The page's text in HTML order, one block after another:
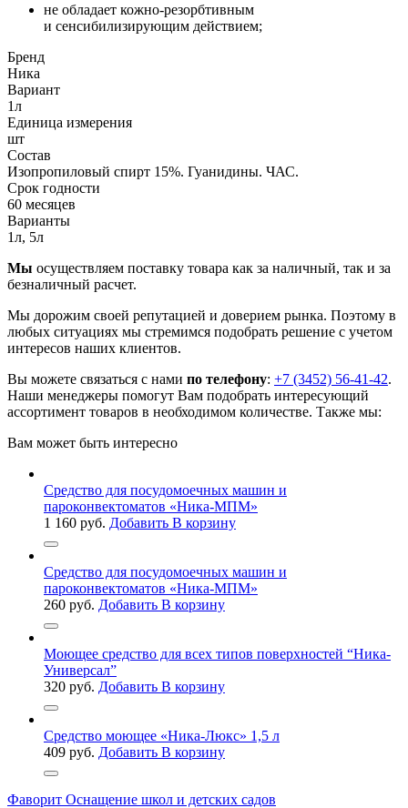
не обладает кожно-резорбтивным
и сенсибилизирующим действием;
Бренд
Ника
Вариант
1л
Единица измерения
шт
Состав
Изопропиловый спирт 15%. Гуанидины. ЧАС.
Срок годности
60 месяцев
Варианты
1л, 5л
Мы осуществляем поставку товара как за наличный, так и за
безналичный расчет.
Мы дорожим своей репутацией и доверием рынка. Поэтому в
любых ситуациях мы стремимся подобрать решение с учетом
интересов наших клиентов.
Вы можете связаться с нами по телефону: +7 (3452) 56-41-42.
Наши менеджеры помогут Вам подобрать интересующий
ассортимент товаров в необходимом количестве. Также мы:
Вам может быть интересно
Средство для посудомоечных машин и
пароконвектоматов «Ника-МПМ»
1 160 руб. Добавить В корзину
Средство для посудомоечных машин и
пароконвектоматов «Ника-МПМ»
260 руб. Добавить В корзину
Моющее средство для всех типов поверхностей “Ника-
Универсал”
320 руб. Добавить В корзину
Средство моющее «Ника-Люкс» 1,5 л
409 руб. Добавить В корзину
Фаворит Оснащение школ и детских садов